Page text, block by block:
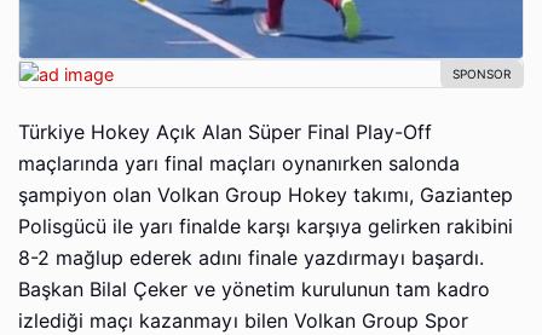
Türkiye Hokey Açık Alan Süper Final Play-Off
maçlarında yarı final maçları oynanırken salonda
şampiyon olan Volkan Group Hokey takımı, Gaziantep
Polisgücü ile yarı finalde karşı karşıya gelirken rakibini
8-2 mağlup ederek adını finale yazdırmayı başardı.
Başkan Bilal Çeker ve yönetim kurulunun tam kadro
izlediği maçı kazanmayı bilen Volkan Group Spor